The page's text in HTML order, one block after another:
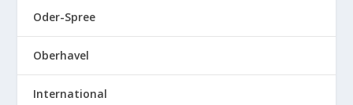
Oder-Spree
Oberhavel
International